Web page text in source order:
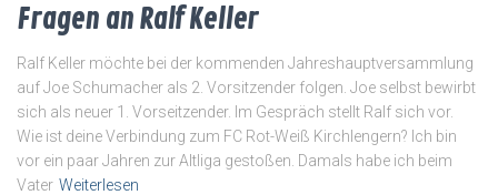
Fragen an Ralf Keller
Ralf Keller möchte bei der kommenden Jahreshauptversammlung
auf Joe Schumacher als 2. Vorsitzender folgen. Joe selbst bewirbt
sich als neuer 1. Vorseitzender. Im Gespräch stellt Ralf sich vor.
Wie ist deine Verbindung zum FC Rot-Weiß Kirchlengern? Ich bin
vor ein paar Jahren zur Altliga gestoßen. Damals habe ich beim
Vater Weiterlesen